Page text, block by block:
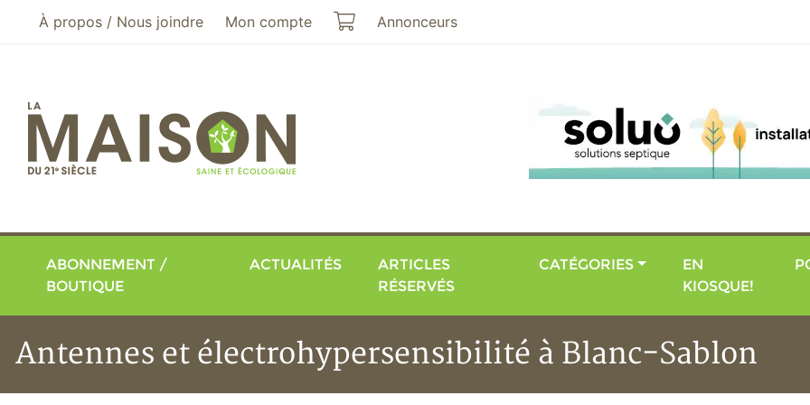
Aller au menu principal
Aller au contenu principal
À propos / Nous joindre Mon compte Mon panier
Annonceurs
ABONNEMENT /
BOUTIQUE
ACTUALITÉS
ARTICLES
RÉSERVÉS
CATÉGORIES
EN
KIOSQUE!
Antennes et électrohypersensibilité à Blanc-Sablon